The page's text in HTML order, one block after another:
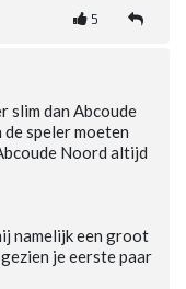
5
slim dan Abcoude
speler moeten
Noord altijd
namelijk een groot
je eerste paar